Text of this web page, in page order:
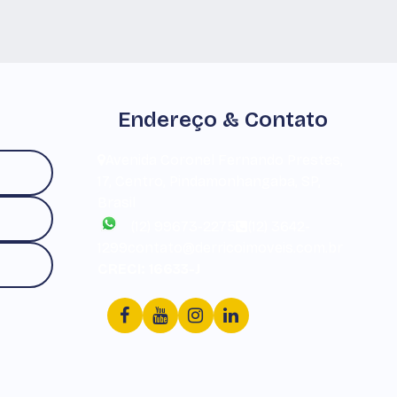
Endereço & Contato